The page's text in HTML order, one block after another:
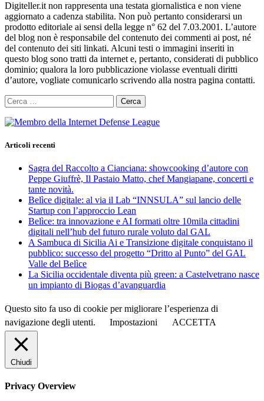
Digiteller.it non rappresenta una testata giornalistica e non viene
aggiornato a cadenza stabilita. Non può pertanto considerarsi un
prodotto editoriale ai sensi della legge n° 62 del 7.03.2001. L’autore
del blog non è responsabile del contenuto dei commenti ai post, né
del contenuto dei siti linkati. Alcuni testi o immagini inseriti in
questo blog sono tratti da internet e, pertanto, considerati di pubblico
dominio; qualora la loro pubblicazione violasse eventuali diritti
d’autore, vogliate comunicarlo scrivendo alla nostra pagina contatti.
Ricerca
per:
Articoli recenti
Sagra del Raccolto a Cianciana: showcooking d’autore con
Peppe Giuffrè, Il Pastaio Matto, chef Mangiapane, concerti e
tante novità.
Belìce digitale: al via il Lab “INNSULA” sul lancio delle
Startup con l’approccio Lean
Belìce: tra innovazione e AI formati oltre 10mila cittadini
digitali nell’hub del futuro rurale voluto dal GAL
A Sambuca di Sicilia Ai e Transizione digitale conquistano il
pubblico: successo del progetto “Dritto al Punto” del GAL
Valle del Belìce
La Sicilia occidentale diventa più green: a Castelvetrano nasce
un impianto di Biogas d’avanguardia
Questo sito fa uso di cookie per migliorare l’esperienza di
navigazione degli utenti.
Impostazioni ACCETTA
Chiudi
Privacy Overview